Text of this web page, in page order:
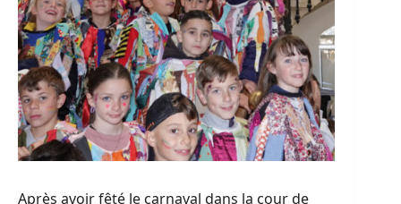
Après avoir fêté le carnaval dans la cour de